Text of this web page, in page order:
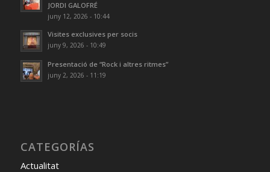
JORDI GALOFRÉ
juny 12, 2026 - 10:44
Visites exclusives per socis
juny 9, 2026 - 10:49
Presentació de “Rock i altres ritmes”
juny 2, 2026 - 11:19
CATEGORÍAS
Actualitat